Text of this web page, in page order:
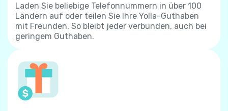
Laden Sie beliebige Telefonnummern in über 100
Ländern auf oder teilen Sie Ihre Yolla-Guthaben
mit Freunden. So bleibt jeder verbunden, auch bei
geringem Guthaben.